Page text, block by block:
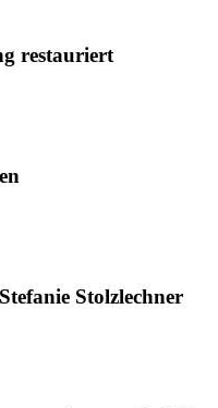
restauriert
Stolzlechner